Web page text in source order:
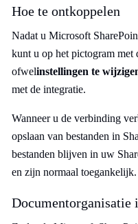
Hoe te ontkoppelen
Nadat u Microsoft
kunt u op het pictogram
ofwelinstellingen te
met de integratie.
Wanneer u de verbinding
opslaan van bestanden in
bestanden blijven in uw
en zijn normaal toegankelijk.
Documentorganisatie